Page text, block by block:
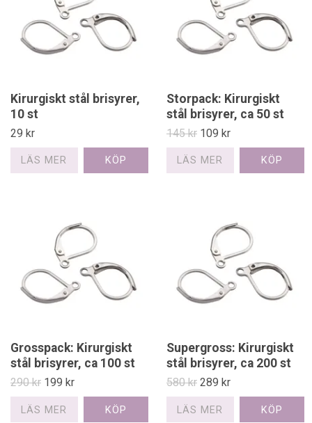
Kirurgiskt stål brisyrer,
10 st
29 kr
LÄS MER
Storpack: Kirurgiskt
stål brisyrer, ca 50 st
145 kr 109 kr
LÄS MER
Grosspack: Kirurgiskt
stål brisyrer, ca 100 st
290 kr 199 kr
LÄS MER
Supergross: Kirurgiskt
stål brisyrer, ca 200 st
580 kr 289 kr
LÄS MER